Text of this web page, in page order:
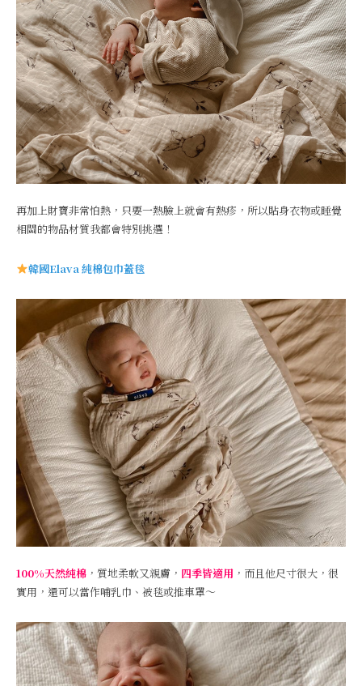
再加上財寶非常怕熱，只要一熱臉上就會有熱疹，所以貼身衣物或睡覺
相關的物品材質我都會特別挑選！
韓國Elava 純棉包巾蓋毯
100%天然純棉 ，質地柔軟又親膚， 四季皆適用 ，而且他尺寸很大，很
實用，還可以當作哺乳巾、被毯或推車罩～